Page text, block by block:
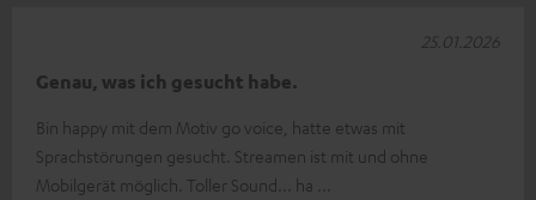
Genau, was ich gesucht habe.
Bin happy mit dem Motiv go voice, hatte etwas mit
Sprachstörungen gesucht. Streamen ist mit und ohne
Mobilgerät möglich. Toller Sound... ha
25.01.2026